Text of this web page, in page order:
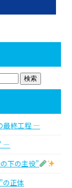
最終工程 ―
―
下の主役”
の正体